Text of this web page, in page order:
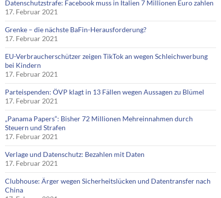
Datenschutzstrafe: Facebook muss in Italien 7 Millionen Euro zahlen
17. Februar 2021
Grenke – die nächste BaFin-Herausforderung?
17. Februar 2021
EU-Verbraucherschützer zeigen TikTok an wegen Schleichwerbung
bei Kindern
17. Februar 2021
Parteispenden: ÖVP klagt in 13 Fällen wegen Aussagen zu Blümel
17. Februar 2021
„Panama Papers“: Bisher 72 Millionen Mehreinnahmen durch
Steuern und Strafen
17. Februar 2021
Verlage und Datenschutz: Bezahlen mit Daten
17. Februar 2021
Clubhouse: Ärger wegen Sicherheitslücken und Datentransfer nach
China